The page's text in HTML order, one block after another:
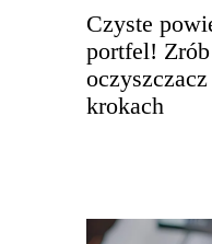
Czyste
portfel! Zrób
krokach